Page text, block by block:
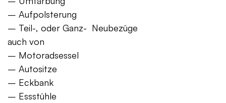
– Aufpolsterung
– Teil-, oder Ganz- Neubezüge
auch von
– Motoradsessel
– Autositze
– Eckbank
– Essstühle